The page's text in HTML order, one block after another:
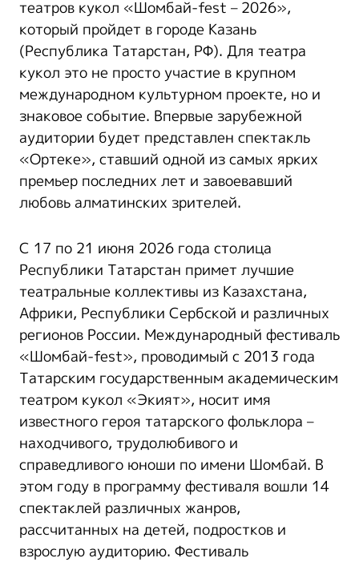
театров кукол «Шомбай-fest – 2026»,
который пройдет в городе Казань
(Республика Татарстан, РФ). Для театра
кукол это не просто участие в крупном
международном культурном проекте, но и
знаковое событие. Впервые зарубежной
аудитории будет представлен спектакль
«Ортеке», ставший одной из самых ярких
премьер последних лет и завоевавший
любовь алматинских зрителей.
С 17 по 21 июня 2026 года столица
Республики Татарстан примет лучшие
театральные коллективы из Казахстана,
Африки, Республики Сербской и различных
регионов России. Международный фестиваль
«Шомбай-fest», проводимый с 2013 года
Татарским государственным академическим
театром кукол «Экият», носит имя
известного героя татарского фольклора –
находчивого, трудолюбивого и
справедливого юноши по имени Шомбай. В
этом году в программу фестиваля вошли 14
спектаклей различных жанров,
рассчитанных на детей, подростков и
взрослую аудиторию. Фестиваль